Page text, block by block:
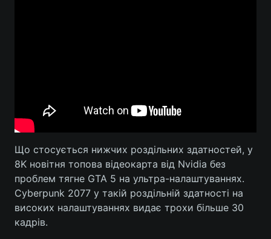
Що стосується нижчих роздільних здатностей, у
8K новітня топова відеокарта від Nvidia без
проблем тягне GTA 5 на ультра-налаштуваннях.
Cyberpunk 2077 у такій роздільній здатності на
високих налаштуваннях видає трохи більше 30
кадрів.